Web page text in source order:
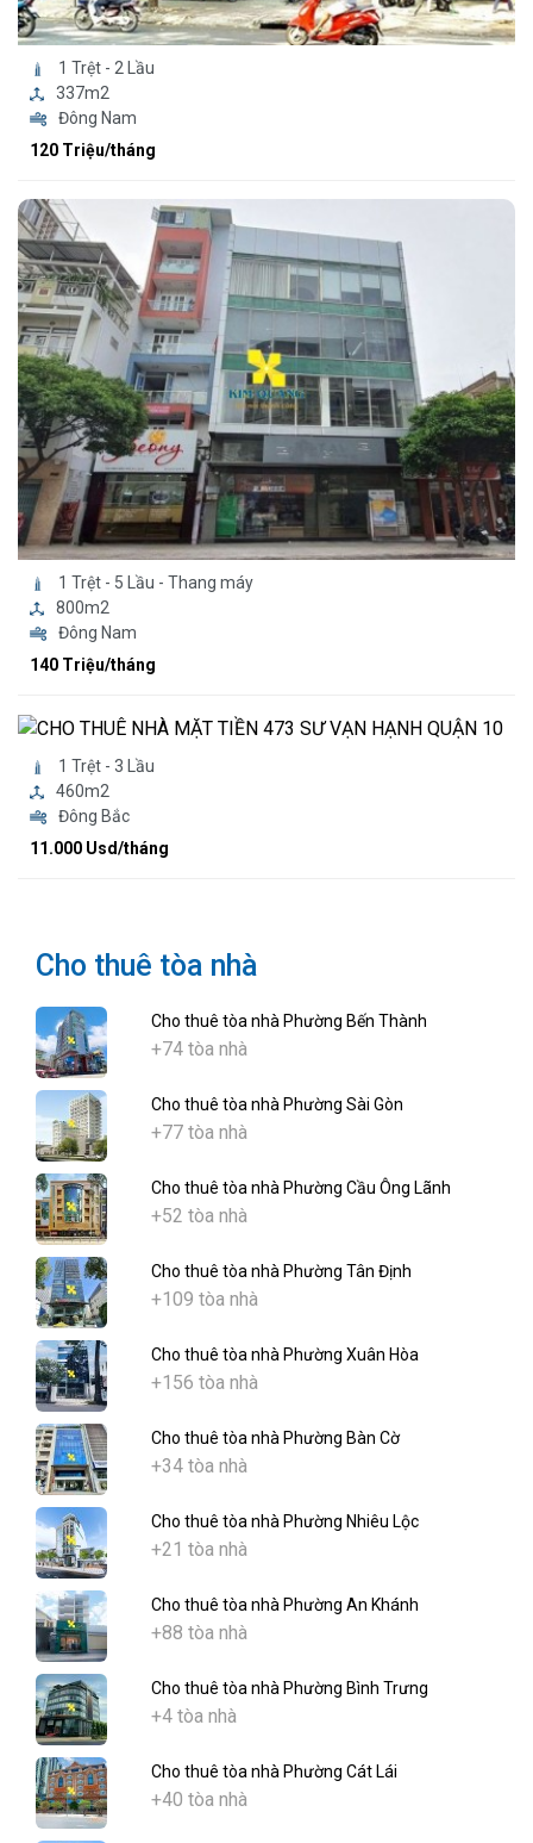
1 Trệt - 2 Lầu
337m2
Đông Nam
120 Triệu/tháng
1 Trệt - 5 Lầu - Thang máy
800m2
Đông Nam
140 Triệu/tháng
1 Trệt - 3 Lầu
460m2
Đông Bắc
11.000 Usd/tháng
Cho thuê tòa nhà
Cho thuê tòa nhà Phường Bến Thành
+74 tòa nhà
Cho thuê tòa nhà Phường Sài Gòn
+77 tòa nhà
Cho thuê tòa nhà Phường Cầu Ông Lãnh
+52 tòa nhà
Cho thuê tòa nhà Phường Tân Định
+109 tòa nhà
Cho thuê tòa nhà Phường Xuân Hòa
+156 tòa nhà
Cho thuê tòa nhà Phường Bàn Cờ
+34 tòa nhà
Cho thuê tòa nhà Phường Nhiêu Lộc
+21 tòa nhà
Cho thuê tòa nhà Phường An Khánh
+88 tòa nhà
Cho thuê tòa nhà Phường Bình Trưng
+4 tòa nhà
Cho thuê tòa nhà Phường Cát Lái
+40 tòa nhà